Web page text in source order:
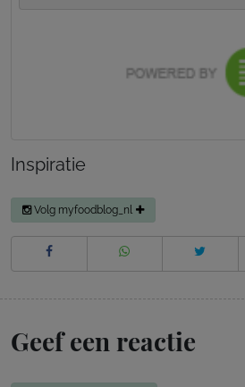
Inspiratie
Volg myfoodblog_nl
Geef een reactie